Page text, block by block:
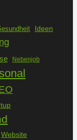
Ideen
Nebenjob
Website